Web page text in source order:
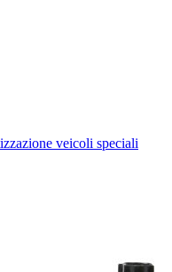
veicoli speciali